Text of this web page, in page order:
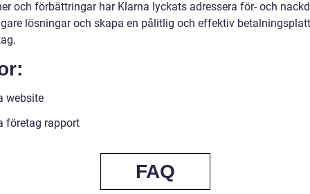
och förbättringar har Klarna lyckats adressera för- och
lösningar och skapa en pålitlig och effektiv
website
företag rapport
FAQ